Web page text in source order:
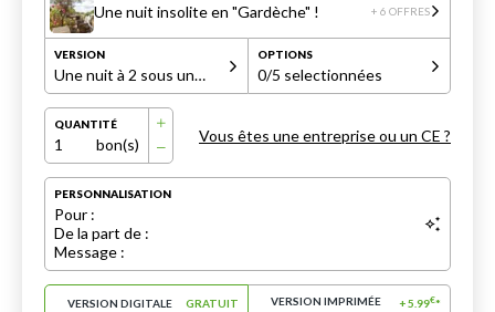
Une nuit insolite en "Gardèche" ! + 6 OFFRES
VERSION
Une nuit à 2 sous une yourte
OPTIONS
0/5 selectionnées
QUANTITÉ
1 bon(s) Vous êtes une entreprise ou un CE ?
PERSONNALISATION
Pour :
De la part de :
Message :
VERSION DIGITALE GRATUIT VERSION IMPRIMÉE +5.99€*